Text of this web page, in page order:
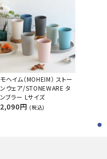
モヘイム（MOHEIM） ストー
ンウェア/STONEWARE タ
ンブラー Lサイズ
2,090円 (税込)